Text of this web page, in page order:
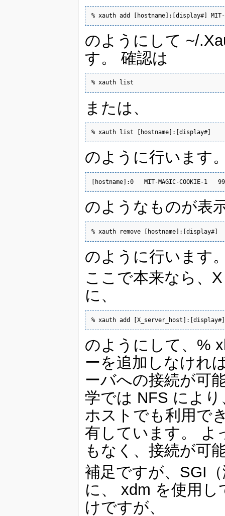
% xauth add [hostname]:[display#] MIT-
のようにして ~/
す。 確認は
% xauth list
または、
% xauth list [hostname]:[display#]
のように行います
[hostname]:0   MIT-MAGIC-COOKIE-1
のようなものが表
% xauth remove [hostname]:[display#]
のように行います
ここで本来なら、
に、
% xauth add [X_server_host]:[display#]
のようにして、%
ーを追加しなけれ
ーバへの接続が可
学では NFS によ
ホストでも利用で
有しています。 よ
もなく、接続が可
補足ですが、SGI
に、 xdm を使用
けですが、